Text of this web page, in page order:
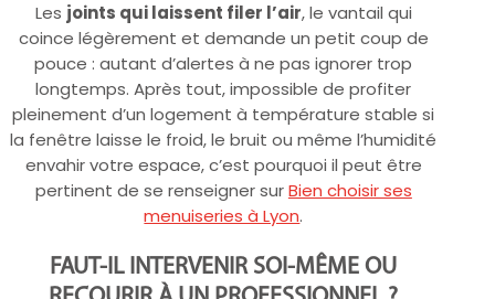
Les joints qui laissent filer l’air, le vantail qui
coince légèrement et demande un petit coup de
pouce : autant d’alertes à ne pas ignorer trop
longtemps. Après tout, impossible de profiter
pleinement d’un logement à température stable si
la fenêtre laisse le froid, le bruit ou même l’humidité
envahir votre espace, c’est pourquoi il peut être
pertinent de se renseigner surBien choisir ses
menuiseries à Lyon.
FAUT-IL INTERVENIR SOI-MÊME OU